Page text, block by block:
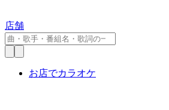
店舗
お店でカラオケ